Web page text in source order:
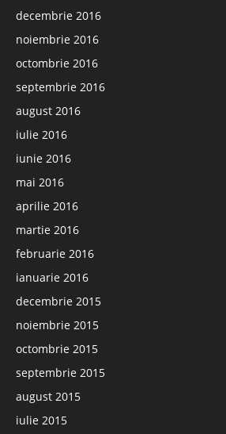
decembrie 2016
noiembrie 2016
octombrie 2016
septembrie 2016
august 2016
iulie 2016
iunie 2016
mai 2016
aprilie 2016
martie 2016
februarie 2016
ianuarie 2016
decembrie 2015
noiembrie 2015
octombrie 2015
septembrie 2015
august 2015
iulie 2015